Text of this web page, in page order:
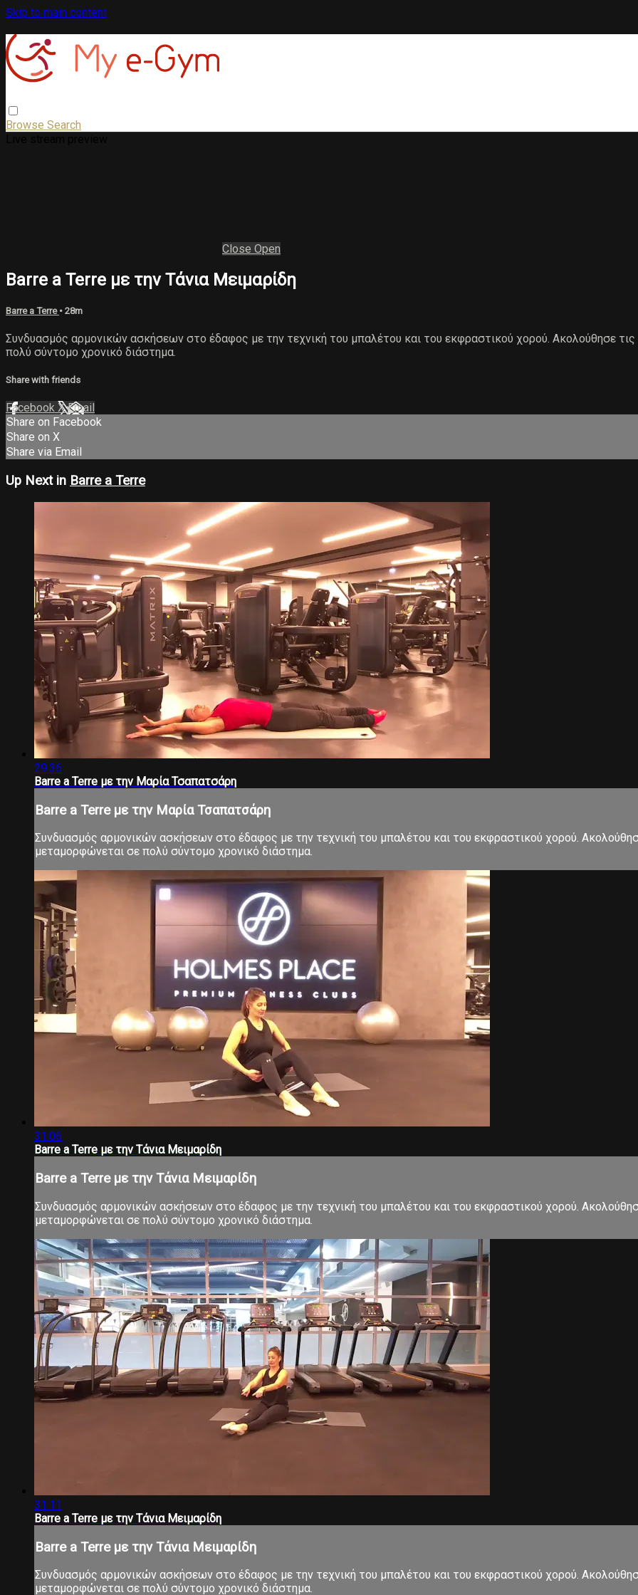
Skip to main content
Browse Search
Close Open
Barre a Terre με την Τάνια Μειμαρίδη
Barre a Terre • 28m
Συνδυασμός αρμονικών ασκήσεων στο έδαφος με την τεχνική του μπαλέτου και του εκφραστικού χορού. Ακολούθησε
πολύ σύντομο χρονικό διάστημα.
Share with friends
Facebook XEmail
Share on Facebook
Share on X
Share via Email
Up Next in Barre a Terre
29:36
Barre a Terre με την Μαρία Τσαπατσάρη
Barre a Terre με την Μαρία Τσαπατσάρη
Συνδυασμός αρμονικών ασκήσεων στο έδαφος με την τεχνική του μπαλέτου και του εκφραστικού χορού.
μεταμορφώνεται σε πολύ σύντομο χρονικό διάστημα.
31:06
Barre a Terre με την Τάνια Μειμαρίδη
Barre a Terre με την Τάνια Μειμαρίδη
Συνδυασμός αρμονικών ασκήσεων στο έδαφος με την τεχνική του μπαλέτου και του εκφραστικού χορού.
μεταμορφώνεται σε πολύ σύντομο χρονικό διάστημα.
31:11
Barre a Terre με την Τάνια Μειμαρίδη
Barre a Terre με την Τάνια Μειμαρίδη
Συνδυασμός αρμονικών ασκήσεων στο έδαφος με την τεχνική του μπαλέτου και του εκφραστικού χορού.
μεταμορφώνεται σε πολύ σύντομο χρονικό διάστημα.